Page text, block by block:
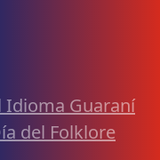
Idioma Guaraní
del Folklore